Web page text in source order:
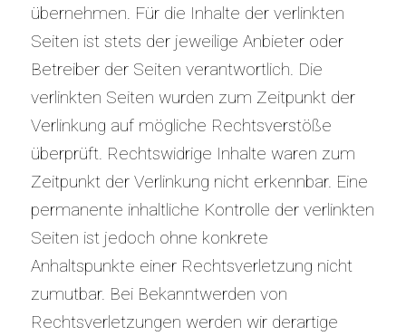
übernehmen. Für die Inhalte der verlinkten
Seiten ist stets der jeweilige Anbieter oder
Betreiber der Seiten verantwortlich. Die
verlinkten Seiten wurden zum Zeitpunkt der
Verlinkung auf mögliche Rechtsverstöße
überprüft. Rechtswidrige Inhalte waren zum
Zeitpunkt der Verlinkung nicht erkennbar. Eine
permanente inhaltliche Kontrolle der verlinkten
Seiten ist jedoch ohne konkrete
Anhaltspunkte einer Rechtsverletzung nicht
zumutbar. Bei Bekanntwerden von
Rechtsverletzungen werden wir derartige